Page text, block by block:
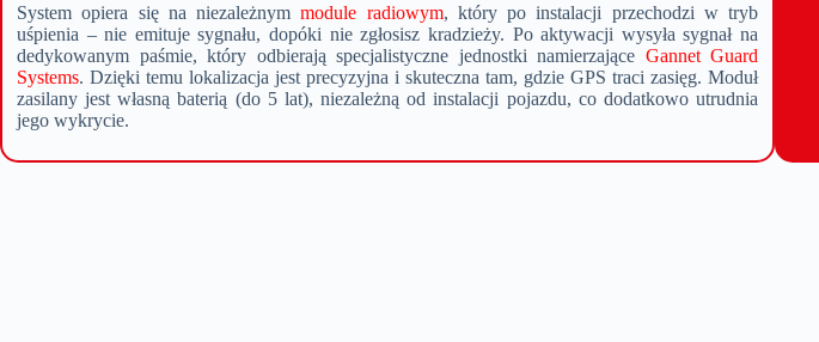
System opiera się na niezależnymmodule radiowym, który po instalacji przechodzi w tryb
uśpienia – nie emituje sygnału, dopóki nie zgłosisz kradzieży. Po aktywacji wysyła sygnał na
dedykowanym paśmie, który odbierają specjalistyczne jednostki namierzające Gannet Guard
Systems. Dzięki temu lokalizacja jest precyzyjna i skuteczna tam, gdzie GPS traci zasięg. Moduł
zasilany jest własną baterią (do 5 lat), niezależną od instalacji pojazdu, co dodatkowo utrudnia
jego wykrycie.